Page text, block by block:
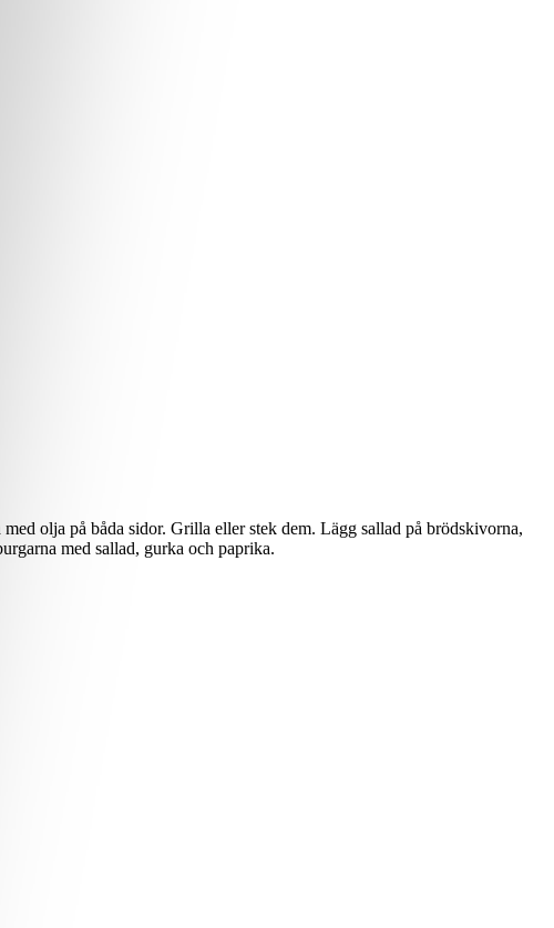
olja på båda sidor. Grilla eller stek dem. Lägg sallad på brödskivorna,
med sallad, gurka och paprika.